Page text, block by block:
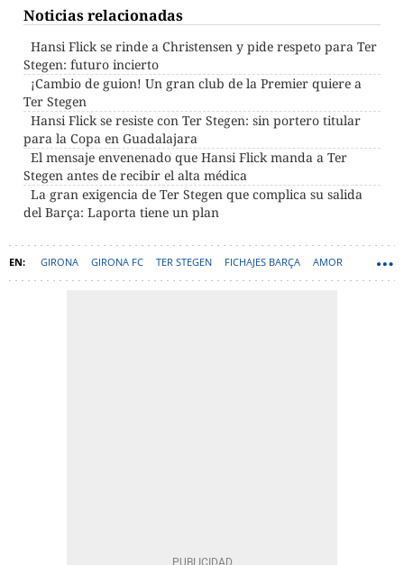
Noticias relacionadas
Hansi Flick se rinde a Christensen y pide respeto para Ter
Stegen: futuro incierto
¡Cambio de guion! Un gran club de la Premier quiere a
Ter Stegen
Hansi Flick se resiste con Ter Stegen: sin portero titular
para la Copa en Guadalajara
El mensaje envenenado que Hansi Flick manda a Ter
Stegen antes de recibir el alta médica
La gran exigencia de Ter Stegen que complica su salida
del Barça: Laporta tiene un plan
GIRONA GIRONA FC TER STEGEN FICHAJES BARÇA AMOR